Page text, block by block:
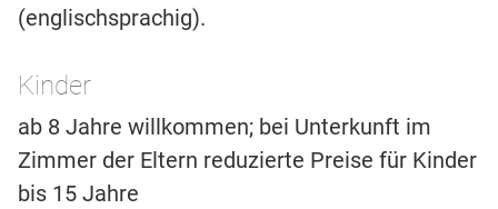
(englischsprachig).
Kinder
ab 8 Jahre willkommen; bei Unterkunft im
Zimmer der Eltern reduzierte Preise für Kinder
bis 15 Jahre